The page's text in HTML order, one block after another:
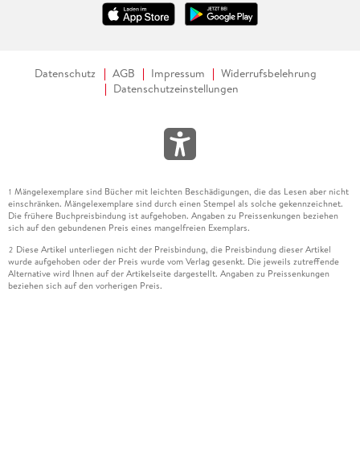
Datenschutz AGB Impressum
Widerrufsbelehrung
Datenschutzeinstellungen
1 Mängelexemplare sind Bücher mit leichten Beschädigungen, die das Lesen aber nicht
einschränken. Mängelexemplare sind durch einen Stempel als solche gekennzeichnet.
Die frühere Buchpreisbindung ist aufgehoben. Angaben zu Preissenkungen beziehen
sich auf den gebundenen Preis eines mangelfreien Exemplars.
2 Diese Artikel unterliegen nicht der Preisbindung, die Preisbindung dieser Artikel
wurde aufgehoben oder der Preis wurde vom Verlag gesenkt. Die jeweils zutreffende
Alternative wird Ihnen auf der Artikelseite dargestellt. Angaben zu Preissenkungen
beziehen sich auf den vorherigen Preis.